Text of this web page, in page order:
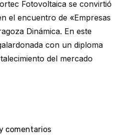
Fotovoltaica se convirtió
el encuentro de «Empresas
Dinámica. En este
con un diploma
del mercado
comentarios